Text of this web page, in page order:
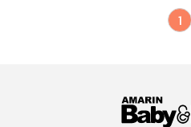
เสียแล้ว ในเอเชียมีผู้ใช้โทรศัพท์มือ
คุณครูในโรงเรียนบางแห่งสั่งการบ้า
ต้องพลอยมีโทรศัพท์มือถือไปด้วย ใ
1